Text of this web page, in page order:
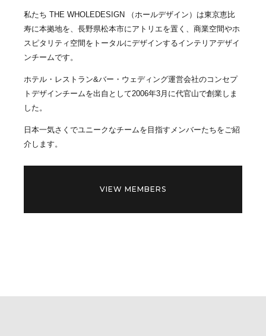
私たち THE WHOLEDESIGN （ホールデザイン）は東京恵比
寿に本拠地を、長野県松本市にアトリエを置く、商業空間やホ
スピタリティ空間をトータルにデザインするインテリアデザイ
ンチームです。
ホテル・レストラン&バー・ウェディング運営会社のコンセプ
トデザインチームを出自として2006年3月に代官山で創業しま
した。
日本一気さくでユニークなチームを目指すメンバーたちをご紹
介します。
VIEW MEMBERS